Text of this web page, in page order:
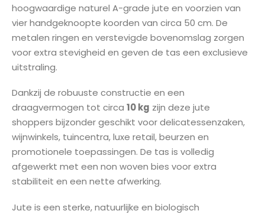
hoogwaardige naturel A-grade jute en voorzien van
vier handgeknoopte koorden van circa 50 cm. De
metalen ringen en verstevigde bovenomslag zorgen
voor extra stevigheid en geven de tas een exclusieve
uitstraling.
Dankzij de robuuste constructie en een
draagvermogen tot circa 10 kg zijn deze jute
shoppers bijzonder geschikt voor delicatessenzaken,
wijnwinkels, tuincentra, luxe retail, beurzen en
promotionele toepassingen. De tas is volledig
afgewerkt met een non woven bies voor extra
stabiliteit en een nette afwerking.
Jute is een sterke, natuurlijke en biologisch